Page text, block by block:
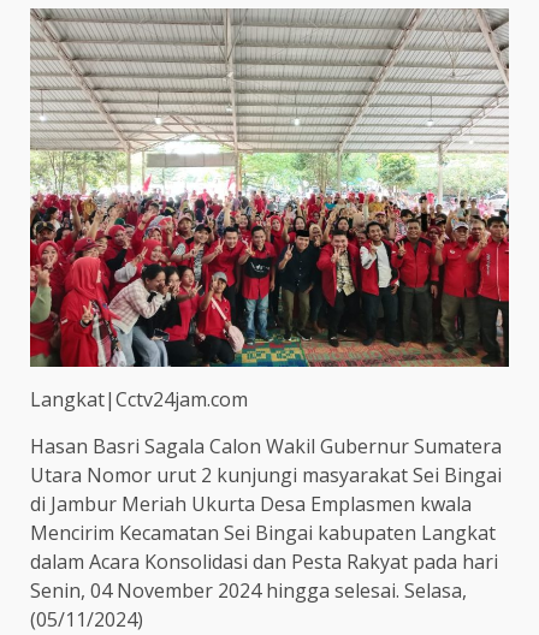
Langkat|Cctv24jam.com
Hasan Basri Sagala Calon Wakil Gubernur Sumatera
Utara Nomor urut 2 kunjungi masyarakat Sei Bingai
di Jambur Meriah Ukurta Desa Emplasmen kwala
Mencirim Kecamatan Sei Bingai kabupaten Langkat
dalam Acara Konsolidasi dan Pesta Rakyat pada hari
Senin, 04 November 2024 hingga selesai. Selasa,
(05/11/2024)